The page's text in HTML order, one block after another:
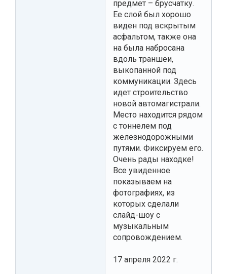
предмет – брусчатку.
Ее слой был хорошо
виден под вскрытым
асфальтом, также она
на была набросана
вдоль траншеи,
выкопанной под
коммуникации. Здесь
идет строительство
новой автомагистрали.
Место находится рядом
с тоннелем под
железнодорожными
путями. Фиксируем его.
Очень рады находке!
Все увиденное
показываем на
фотографиях, из
которых сделали
слайд-шоу с
музыкальным
сопровождением.
17 апреля 2022 г.